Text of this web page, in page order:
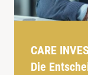
CARE
Die